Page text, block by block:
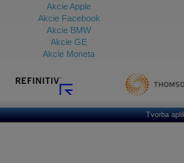
Akcie Apple
Akcie Facebook
Akcie BMW
Akcie GE
Akcie Moneta
Tvorba